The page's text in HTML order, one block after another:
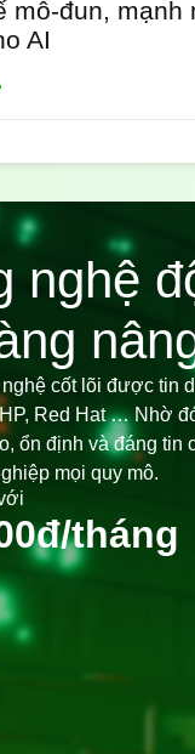
mô-đun, mạnh
AI
nghệ
cốt lõi được tin
Red Hat … Nhờ
ổn định và đáng
mọi quy mô.
tháng